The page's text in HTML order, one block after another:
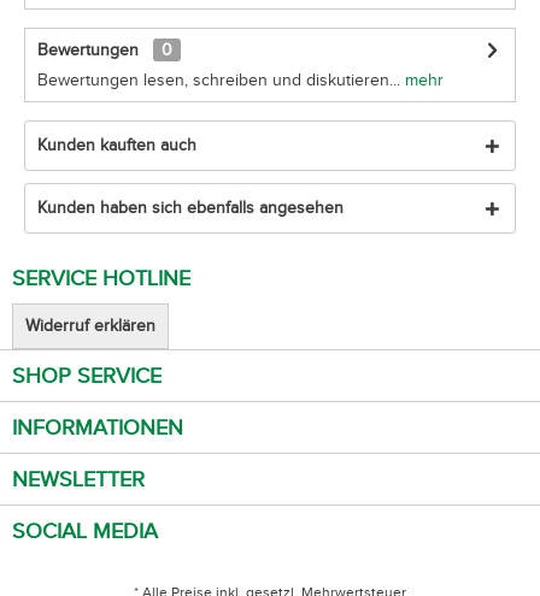
Bewertungen
0
Bewertungen lesen, schreiben und diskutieren... mehr
Kunden kauften auch
Kunden haben sich ebenfalls angesehen
SERVICE HOTLINE
Widerruf erklären
SHOP SERVICE
INFORMATIONEN
NEWSLETTER
SOCIAL MEDIA